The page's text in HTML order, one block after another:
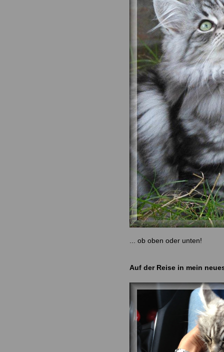
... ob oben oder unten!
Auf der Reise in mein